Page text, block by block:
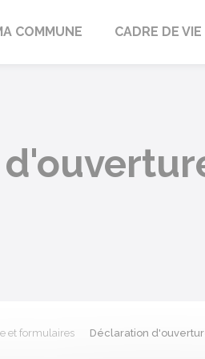
lès-Forbach
COMMUNE CADRE DE VIE
et formulaires
Déclaration